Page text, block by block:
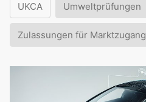
UKCA Umweltprüfungen
Zulassungen für Marktzugang